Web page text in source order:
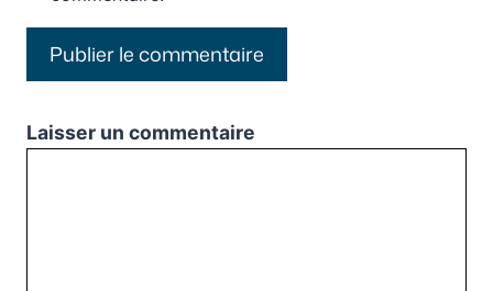
Laisser un commentaire